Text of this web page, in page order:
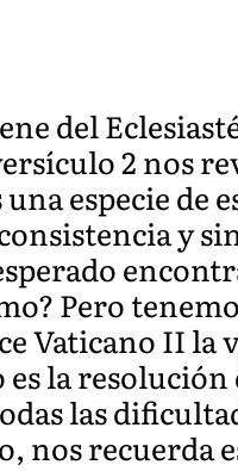
del
2 nos
especie
y
Pero
Vaticano II la
la
las
nos recuerda